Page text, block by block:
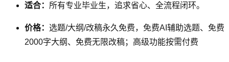
适合： 所有专业毕业生，追求省心、全流程闭环。
价格： 选题/大纲/改稿永久免费，免费AI辅助选题、免费
2000字大纲、免费无限改稿；高级功能按需付费